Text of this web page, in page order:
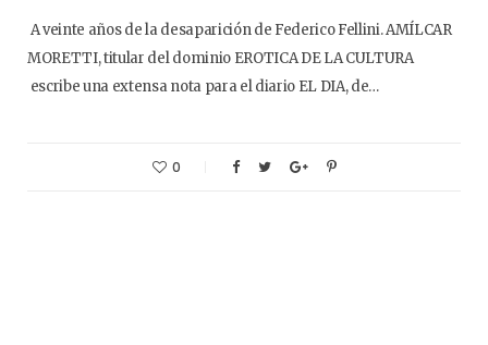
A veinte años de la desaparición de Federico Fellini. AMÍLCAR
MORETTI, titular del dominio EROTICA DE LA CULTURA
escribe una extensa nota para el diario EL DIA, de…
0